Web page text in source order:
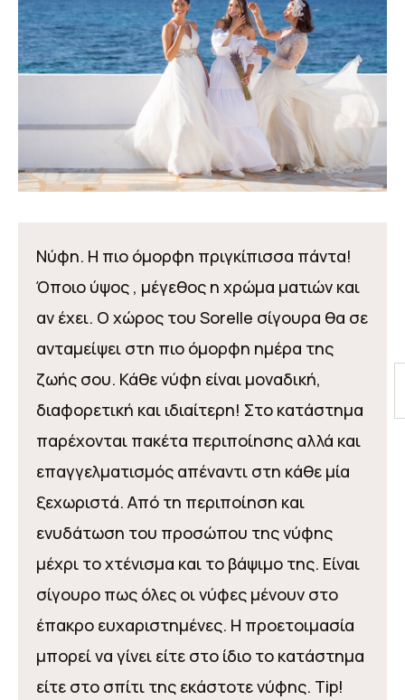
Νύφη. Η πιο όμορφη πριγκίπισσα πάντα!
Όποιο ύψος , μέγεθος η χρώμα ματιών και
αν έχει. Ο χώρος του Sorelle σίγουρα θα σε
ανταμείψει στη πιο όμορφη ημέρα της
ζωής σου. Κάθε νύφη είναι μοναδική,
διαφορετική και ιδιαίτερη! Στο κατάστημα
παρέχονται πακέτα περιποίησης αλλά και
επαγγελματισμός απέναντι στη κάθε μία
ξεχωριστά. Από τη περιποίηση και
ενυδάτωση του προσώπου της νύφης
μέχρι το χτένισμα και το βάψιμο της. Είναι
σίγουρο πως όλες οι νύφες μένουν στο
έπακρο ευχαριστημένες. Η προετοιμασία
μπορεί να γίνει είτε στο ίδιο το κατάστημα
είτε στο σπίτι της εκάστοτε νύφης. Tip!